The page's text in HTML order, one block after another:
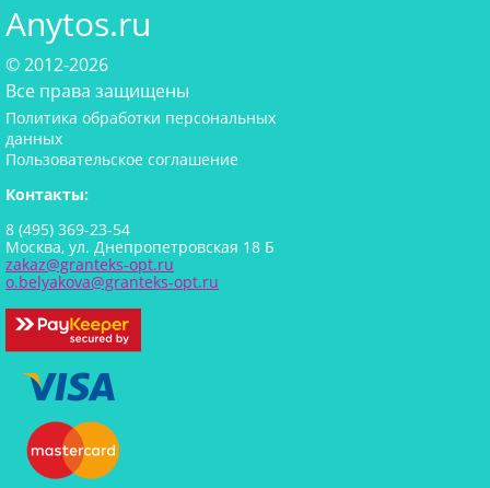
Anytos.ru
© 2012-2026
Все права защищены
Политика обработки персональных
данных
Пользовательское соглашение
Контакты:
8 (495) 369-23-54
Москва, ул. Днепропетровская 18 Б
zakaz@granteks-opt.ru
o.belyakova@granteks-opt.ru